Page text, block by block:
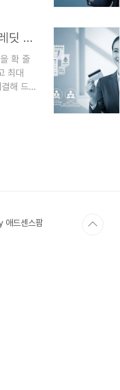
턱턱
서 '소
로 신
않을
소상공인 고정비 부담 끝! 부담경감 크레딧 Q&A로 완벽 정리
확 줄
최대
해 드
치 않
에 스
드센스팜